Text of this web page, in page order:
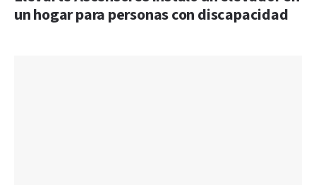
un hogar para personas con discapacidad